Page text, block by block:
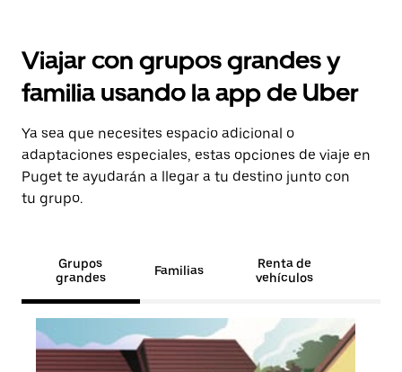
Viajar con grupos grandes y
familia usando la app de Uber
Ya sea que necesites espacio adicional o
adaptaciones especiales, estas opciones de viaje en
Puget te ayudarán a llegar a tu destino junto con
tu grupo.
Grupos
grandes
Familias
Renta de
vehículos